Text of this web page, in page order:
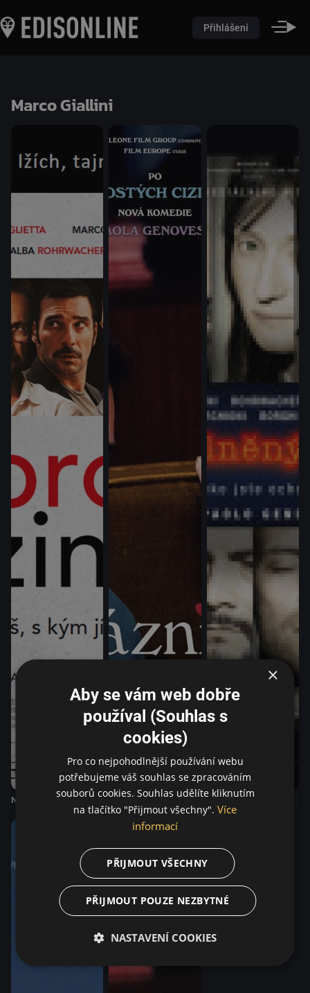
Přihlášení
Marco Giallini
Naprostí cizinci Bláznivě | CZ Místo splněných přání
×
Aby se vám web dobře
používal (Souhlas s
cookies)
Pro co nejpohodlnější používání webu
potřebujeme váš souhlas se zpracováním
souborů cookies. Souhlas udělíte kliknutím
na tlačítko "Přijmout všechny". Více
informací
PŘIJMOUT VŠECHNY
PŘIJMOUT POUZE NEZBYTNÉ
NASTAVENÍ COOKIES